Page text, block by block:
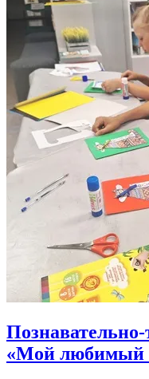
Познавательно-
«Мой любимый